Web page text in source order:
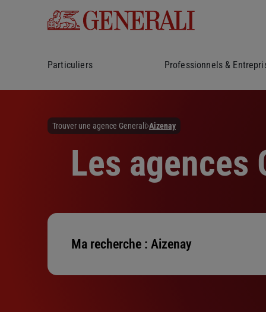
Particuliers Professionnels &
Trouver une agence Generali Aizenay
Les agences
Ma recherche : Aizenay